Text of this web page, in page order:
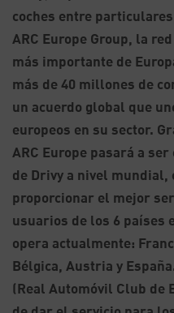
coches entre
ARC Europe Group, la
más importante de
más de 40 millones de
un acuerdo global que
europeos en su sector.
ARC Europe pasará a
de Drivy a nivel mundial,
proporcionar el mejor
usuarios de los 6 países
opera actualmente:
Bélgica, Austria y
(Real Automóvil Club de